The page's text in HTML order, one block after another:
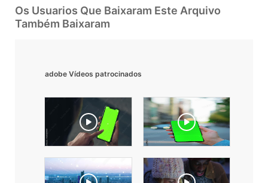
Os Usuarios Que Baixaram Este Arquivo
Também Baixaram
adobe Vídeos patrocinados